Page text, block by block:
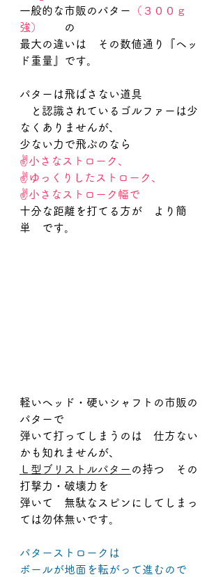
一般的な市販のパター
（３００ｇ
強）
の
最大の違いは　その数値通り『ヘッ
ド重量』です。
パターは飛ばさない道具
と認識されているゴルファーは少
なくありませんが、
少ない力で飛ぶのなら
✌小さなストローク、
✌ゆっくりしたストローク、
✌小さなストローク幅で
十分な距離を打てる方が　より簡
単　です。
軽いヘッド・硬いシャフトの市販の
パターで
弾いて打ってしまうのは　仕方ない
かも知れませんが、
Ｌ型ブリストルパター の持つ　その
打撃力・破壊力を
弾いて　無駄なスピンにしてしまっ
ては勿体無いです。
パターストロークは
ボールが地面を転がって進むので